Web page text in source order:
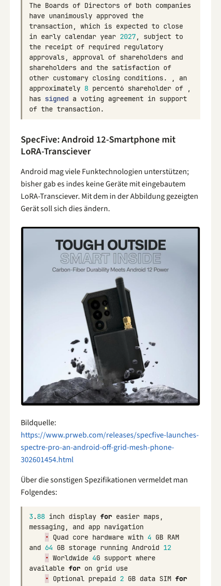
The Boards of Directors of both companies
have unanimously approved the
transaction, which is expected to close
in early calendar year 2027, subject to
the receipt of required regulatory
approvals, approval of shareholders and
shareholders and the satisfaction of
other customary closing conditions. ,
an
approximately 8 percent6 shareholder of
,
has signed a voting agreement in support
of the transaction.
SpecFive: Android 12-Smartphone mit
LoRA-Transciever
Android mag viele Funktechnologien unterstützen;
bisher gab es indes keine Geräte mit eingebautem
LoRA-Transciever. Mit dem in der Abbildung gezeigten
Gerät soll sich dies ändern.
Bildquelle:
https://www.prweb.com/releases/specfive-launches-
spectre-pro-an-android-off-grid-mesh-phone-
302601454.html
Über die sonstigen Spezifikationen vermeldet man
Folgendes:
3.88 inch display for easier maps,
messaging , and app navigation
•
Quad core hardware with 4 GB RAM
and 64 GB storage running Android 12
• Worldwide 4G support where
available for on grid use
•
Optional prepaid 2 GB data SIM for